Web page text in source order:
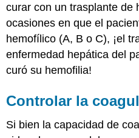
curar con un trasplante de
ocasiones en que el
hemofílico (A, B o C), ¡el
enfermedad hepática del
curó su hemofilia!
Controlar la
Si bien la capacidad de